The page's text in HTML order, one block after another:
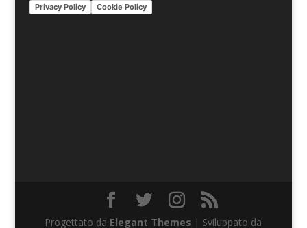
Privacy Policy Cookie Policy
Progettato da Elegant Themes | Sviluppato da